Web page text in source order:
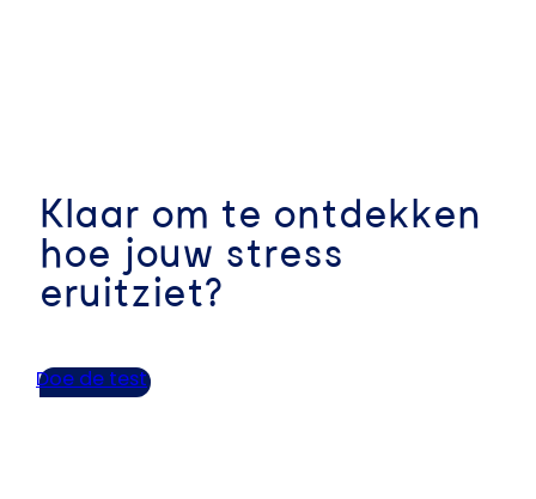
Klaar om te ontdekken
hoe jouw stress
eruitziet?
Doe de test